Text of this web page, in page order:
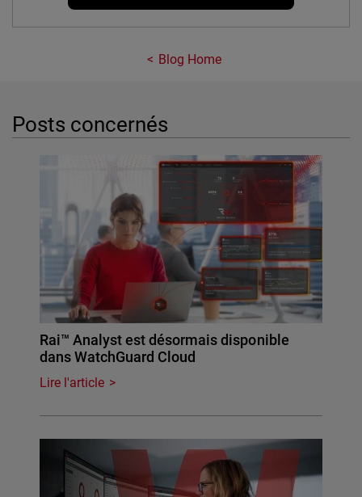
Blog Home
Posts concernés
Rai™ Analyst est désormais disponible
dans WatchGuard Cloud
Lire l'article